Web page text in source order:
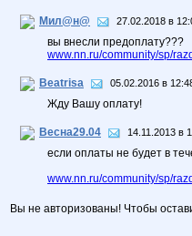
Мил@н@ 27.02.2018 в
вы внесли предоплату???
www.nn.ru/community/sp/
Beatrisa 05.02.2016 в
Жду Вашу оплату!
Весна29.04 14.11.2013 в
если оплаты не будет в
www.nn.ru/community/sp/
Вы не авторизованы! Чтобы